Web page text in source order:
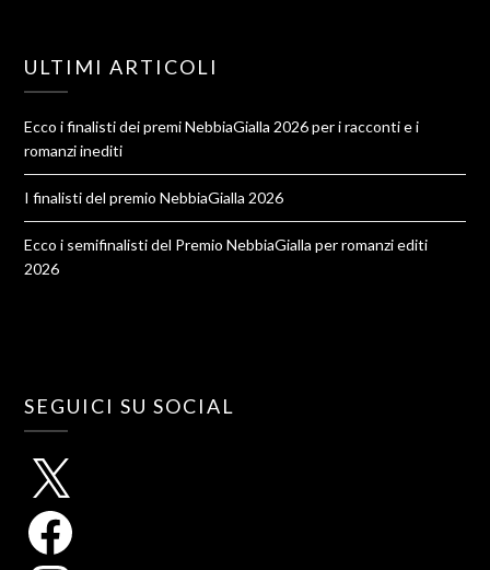
ULTIMI ARTICOLI
Ecco i finalisti dei premi NebbiaGialla 2026 per i racconti e i
romanzi inediti
I finalisti del premio NebbiaGialla 2026
Ecco i semifinalisti del Premio NebbiaGialla per romanzi editi
2026
SEGUICI SU SOCIAL